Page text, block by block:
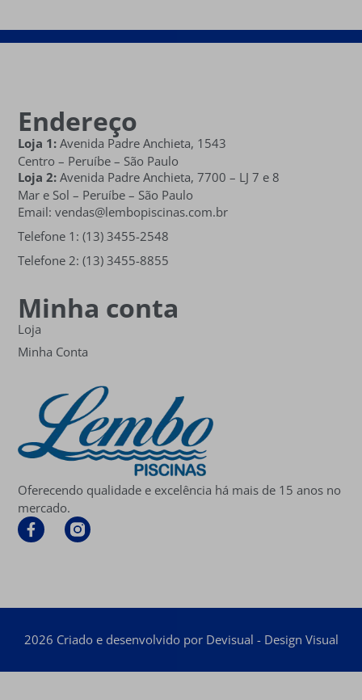
Oferecendo qualidade e excelência há mais de 15 anos no
mercado.
Minha conta
Loja
Minha Conta
Endereço
Loja 1: Avenida Padre Anchieta, 1543
Centro – Peruíbe – São Paulo
Loja 2: Avenida Padre Anchieta,7700 – LJ 7 e 8
Mar e Sol – Peruíbe – São Paulo
Email: vendas@lembopiscinas.com.br
Telefone 1: (13) 3455-2548
Telefone 2: (13) 3455-8855
2026 Criado e desenvolvido por Devisual - Design Visual